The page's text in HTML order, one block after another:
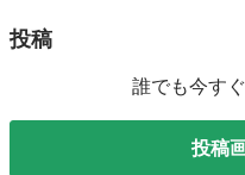
投稿
誰でも今す
投稿